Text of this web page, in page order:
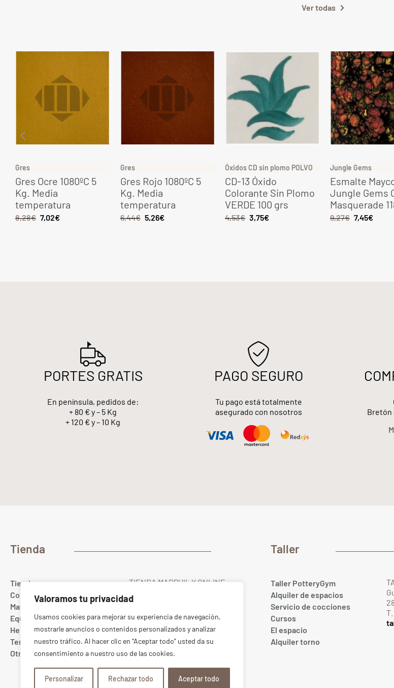
Valoramos tu privacidad
Usamos cookies para mejorar su experiencia de navegación,
mostrarle anuncios o contenidos personalizados y analizar
nuestro tráfico. Al hacer clic en “Aceptar todo” usted da su
consentimiento a nuestro uso de las cookies.
Personalizar Rechazar todo Aceptar todo
Ver todas
Gres
Gres Ocre 1080ºC 5
Kg. Media
temperatura
8,28€ 7,02€
Gres
Gres Rojo 1080ºC 5
Kg. Media
temperatura
6,44€ 5,26€
Óxidos CD sin plomo POLVO
CD-13 Óxido
Colorante Sin Plomo
VERDE 100 grs
4,53€ 3,75€
Jungle Gems
Esmalte
Jungle Gems
Masquerade
9,27€ 7,45€
PORTES GRATIS
En península, pedidos de:
+ 80 € y – 5 Kg
+ 120 € y – 10 Kg
PAGO SEGURO
Tu pago está totalmente
asegurado con nosotros
Bretón
Tienda
Tienda
Colores
Materias primas
Equipamiento cerámico
Herramientas
Tercer fuego
Otros
TIENDA MARPHIL Y ONLINE
28022 MADRID Spain
T. (+34) 91 367 67 40
Whatsapp689 10 20 88
ONLINE:pedidos@marphil.com
TIENDA:tienda@marphil.com
Bretón de los Herreros 5
28003 MADRID Spain
Taller
Taller PotteryGym
Alquiler de espacios
Servicio de cocciones
Cursos
El espacio
Alquiler torno